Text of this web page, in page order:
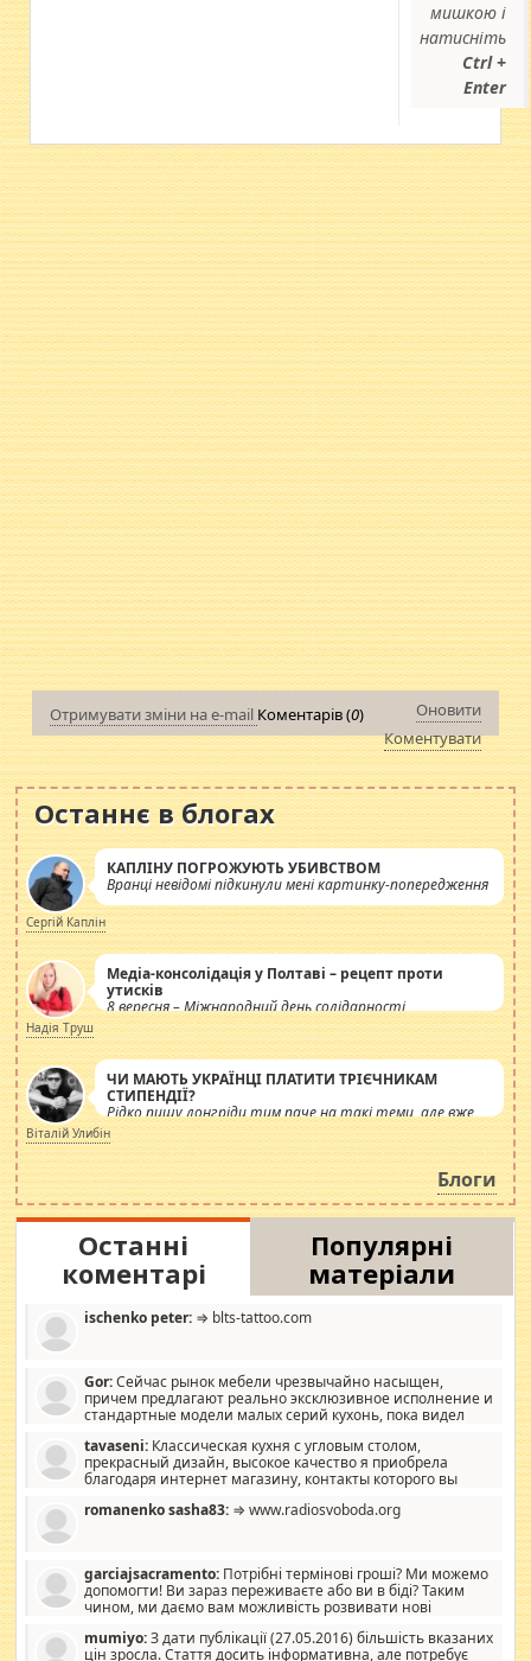
мишкою і
натисніть
Ctrl +
Enter
Отримувати зміни на e-mail Коментарів (0)
Оновити
Коментувати
Останнє в блогах
КАПЛІНУ ПОГРОЖУЮТЬ УБИВСТВОМ
Вранці невідомі підкинули мені картинку-попередження
Сергій Каплін
Медіа-консолідація у Полтаві – рецепт проти
утисків
8 вересня – Міжнародний день солідарності
журналістів.
Надія Труш
ЧИ МАЮТЬ УКРАЇНЦІ ПЛАТИТИ ТРІЄЧНИКАМ
СТИПЕНДІЇ?
Рідко пишу лонгріди тим паче на такі теми, але вже
просто дістало! Обурюють сьогоднішні інсенуації
навколо стипендіального питання. Штучно
роздувається ще одна соціальна катастрофа.
Віталій Улибін
Блоги
Останні
коментарі
Популярні
матеріали
ischenko peter: ⇒ blts-tattoo.com
Gor:Сейчас рынок мебели чрезвычайно насыщен,
причем предлагают реально эксклюзивное исполнение и
стандартные модели малых серий кухонь, пока видел
стандартные формы, в MebelOk, креативненько и что главное -
со вкусом все в порядке, без ненужных наворотов удорожающих
мебель, а это не последний фактор.
tavaseni: Классическая кухня с угловым столом,
прекрасный дизайн, высокое качество я приобрела
благодаря интернет магазину, контакты которого вы
romanenko sasha83: ⇒ www.radiosvoboda.org
garciajsacramento: Потрібні термінові гроші? Ми можемо
допомогти! Ви зараз переживаєте або ви в біді? Таким
чином, ми даємо вам можливість розвивати нові
допомагати людям, які намагаються дати їм шанс. Кожен
заслуговує на другий шанс, і, оскільки влада не зможе, вони
mumiyo:З дати публікації (27.05.2016) більшість вказаних
цін зросла. Стаття досить інформативна, але потребує